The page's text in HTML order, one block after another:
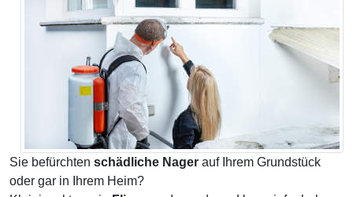
Sie befürchten schädliche Nager auf Ihrem Grundstück
oder gar in Ihrem Heim?